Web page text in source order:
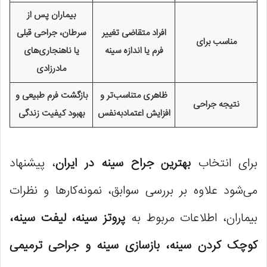
مناسب برای
افراد متقاضی تغییر
فرم یا اندازه سینه
بیماران پس از
سرطان، جراحی قبلی
یا ناهنجاری‌های
مادرزادی
نتیجه جراحی
ظاهری متناسب‌تر و
افزایش اعتمادبه‌نفس
بازگشت فرم طبیعی و
بهبود کیفیت زندگی
برای انتخاب بهترین جراح سینه در ایران، پیشنهاد
می‌شود علاوه بر بررسی سوابق، نمونه‌کارها و نظرات
بیماران، اطلاعات مربوط به پروتز سینه، لیفت سینه،
کوچک کردن سینه، بازسازی سینه و جراحی ترمیمی